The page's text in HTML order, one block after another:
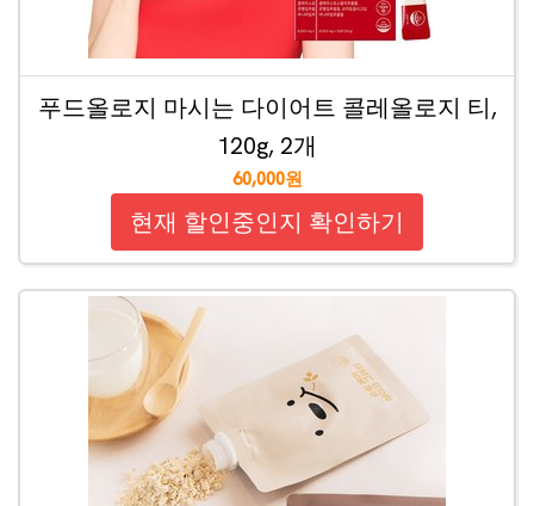
푸드올로지 마시는 다이어트 콜레올로지 티,
120g, 2개
60,000원
현재 할인중인지 확인하기